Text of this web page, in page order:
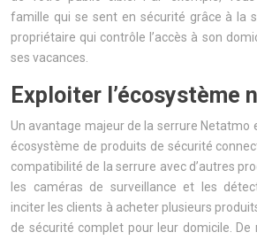
famille qui se sent en sécurité grâce à la
propriétaire qui contrôle l’accès à son
ses vacances.
Exploiter l’écosystème
Un avantage majeur de la serrure Netatmo
écosystème de produits de sécurité
compatibilité de la serrure avec d’autres
les caméras de surveillance et les
inciter les clients à acheter plusieurs
de sécurité complet pour leur domicile.